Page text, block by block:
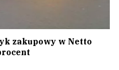
zakupowy w Netto